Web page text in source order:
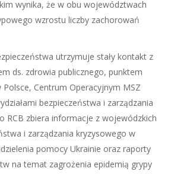
wynika, że w obu województwach
wzrostu liczby zachorowań
utrzymuje stały kontakt z
ds. zdrowia publicznego, punktem
Centrum Operacyjnym MSZ
bezpieczeństwa i zarządzania
RCB zbiera informacje z wojewódzkich
i zarządzania kryzysowego w
pomocy Ukrainie oraz raporty
na temat zagrożenia epidemią grypy